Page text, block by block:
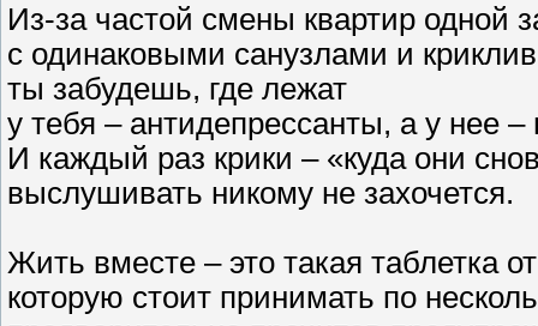
Из-за частой смены квартир одной
с одинаковыми санузлами и
ты забудешь, где лежат
у тебя – антидепрессанты, а у нее
И каждый раз крики – «куда они
выслушивать никому не захочется.
Жить вместе – это такая таблетка
которую стоит принимать по